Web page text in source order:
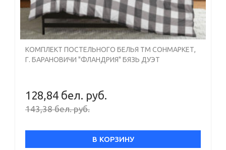
КОМПЛЕКТ ПОСТЕЛЬНОГО БЕЛЬЯ ТМ СОНМАРКЕТ,
Г. БАРАНОВИЧИ "ФЛАНДРИЯ" БЯЗЬ ДУЭТ
128,84 бел. руб.
143,38 бел. руб.
В КОРЗИНУ